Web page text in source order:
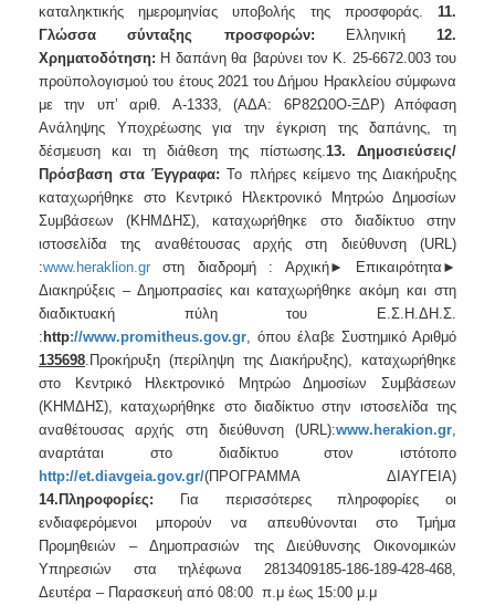
καταληκτικής ημερομηνίας υποβολής της προσφοράς. 11.
Γλώσσα σύνταξης προσφορών: Ελληνική 12.
Χρηματοδότηση: Η δαπάνη θα βαρύνει τον Κ. 25-6672.003 του
προϋπολογισμού του έτους 2021 του Δήμου Ηρακλείου σύμφωνα
με την υπ’ αριθ. Α-1333, (ΑΔΑ: 6Ρ82Ω0Ο-ΞΔΡ) Απόφαση
Ανάληψης Υποχρέωσης για την έγκριση της δαπάνης, τη
δέσμευση και τη διάθεση της πίστωσης. 13. Δημοσιεύσεις/
Πρόσβαση στα Έγγραφα: Το πλήρες κείμενο της Διακήρυξης
καταχωρήθηκε στο Κεντρικό Ηλεκτρονικό Μητρώο Δημοσίων
Συμβάσεων (ΚΗΜΔΗΣ), καταχωρήθηκε στο διαδίκτυο στην
ιστοσελίδα της αναθέτουσας αρχής στη διεύθυνση (URL)
:www.heraklion.gr στη διαδρομή : Αρχική► Επικαιρότητα►
Διακηρύξεις – Δημοπρασίες και καταχωρήθηκε ακόμη και στη
διαδικτυακή πύλη του Ε.Σ.Η.ΔΗ.Σ.
:http://www.promitheus.gov.gr , όπου έλαβε Συστημικό Αριθμό
135698 .Προκήρυξη (περίληψη της Διακήρυξης), καταχωρήθηκε
στο Κεντρικό Ηλεκτρονικό Μητρώο Δημοσίων Συμβάσεων
(ΚΗΜΔΗΣ), καταχωρήθηκε στο διαδίκτυο στην ιστοσελίδα της
αναθέτουσας αρχής στη διεύθυνση (URL):www.herakion.gr
αναρτάται στο διαδίκτυο στον ιστότοπο
http://et.diavgeia.gov.gr/(ΠΡΟΓΡΑΜΜΑ ΔΙΑΥΓΕΙΑ)
14.Πληροφορίες: Για περισσότερες πληροφορίες οι
ενδιαφερόμενοι μπορούν να απευθύνονται στο Τμήμα
Προμηθειών – Δημοπρασιών της Διεύθυνσης Οικονομικών
Υπηρεσιών στα τηλέφωνα 2813409185-186-189-428-468,
Δευτέρα – Παρασκευή από 08:00 π.μ έως 15:00 μ.μ